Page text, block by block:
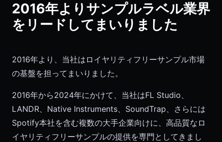
2016年よりサンプルラベル業界
をリードしてまいりました
2016年より、当社はロイヤリティフリーサンプル市場
の基盤を担ってまいりました。
2016年から2024年にかけて、当社はFL Studio、
LANDR、Native Instruments、SoundTrap、さらには
Spotify本社を含む複数の大手企業向けに、高品質なロ
イヤリティフリーサンプルの提供を専門としてきまし